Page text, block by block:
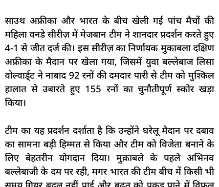
साउथ अफ्रीका और भारत के बीच खेली गई पांच मैचों की
महिला वनडे सीरीज़ में मेजबान टीम ने शानदार प्रदर्शन करते हुए
4-1 से जीत दर्ज की। इस सीरीज़ का निर्णायक मुकाबला दक्षिण
अफ्रीका के मैदान पर खेला गया, जिसमें युवा बल्लेबाज लिसा
वोल्वार्ड्ट ने नाबाद 92 रनों की दमदार पारी से टीम को मुश्किल
हालात से उबारते हुए 155 रनों का चुनौतीपूर्ण स्कोर खड़ा
किया।
टीम का यह प्रदर्शन दर्शाता है कि उन्होंने घरेलू मैदान पर दबाव
का सामना बड़ी हिम्मत से किया और टीम को विजेता बनाने के
लिए बेहतरीन योगदान दिया। मुक़ाबले के पहले अभिनव
बल्लेबाजी के दम पर रही, मगर भारत की टीम बीच में किसी भी